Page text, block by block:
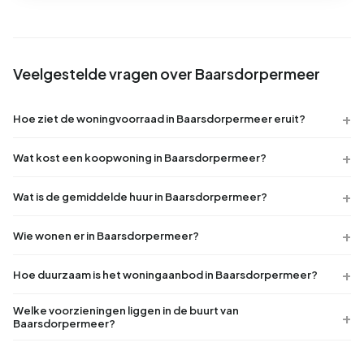
Veelgestelde vragen over Baarsdorpermeer
Hoe ziet de woningvoorraad in Baarsdorpermeer eruit?
Wat kost een koopwoning in Baarsdorpermeer?
Wat is de gemiddelde huur in Baarsdorpermeer?
Wie wonen er in Baarsdorpermeer?
Hoe duurzaam is het woningaanbod in Baarsdorpermeer?
Welke voorzieningen liggen in de buurt van
Baarsdorpermeer?